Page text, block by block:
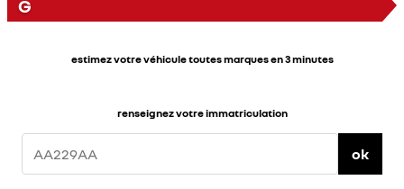
G
estimez votre véhicule toutes marques en 3 minutes
renseignez votre immatriculation
ok